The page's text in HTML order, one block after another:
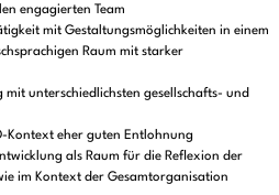
engagierten Team
mit Gestaltungsmöglichkeiten in einem
Raum mit starker
unterschiedlichsten gesellschafts- und
Kontext eher guten Entlohnung
als Raum für die Reflexion der
im Kontext der Gesamtorganisation